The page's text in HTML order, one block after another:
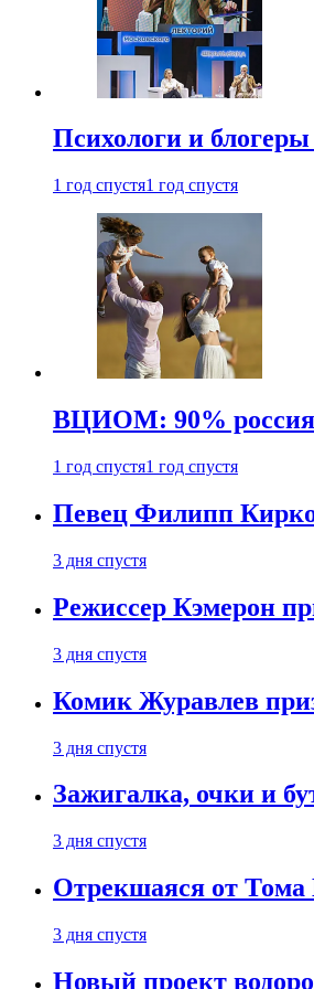
Психологи и
1 год спустя1 год спустя
ВЦИОМ: 90%
1 год спустя1 год спустя
Певец Филипп
3 дня спустя
Режиссер Кэмерон
3 дня спустя
Комик Журавлев
3 дня спустя
Зажигалка, очки и
3 дня спустя
Отрекшаяся от Тома
3 дня спустя
Новый проект